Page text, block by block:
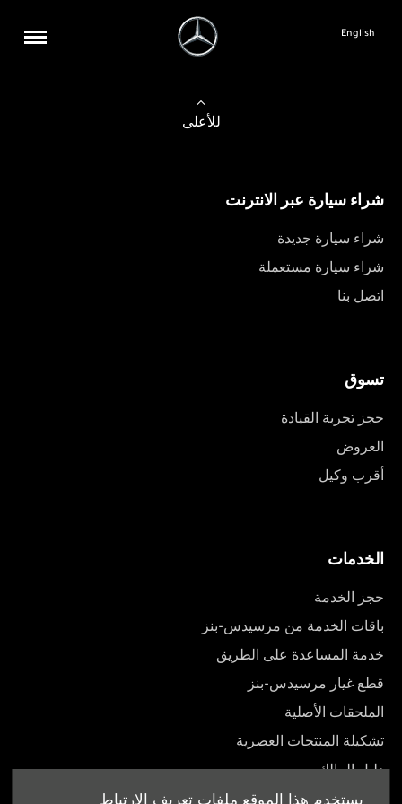
يستخدم هذا الموقع ملفات تعريف الارتباط
English
للأعلى
شراء سيارة عبر الانترنت
شراء سيارة جديدة
شراء سيارة مستعملة
اتصل بنا
تسوق
حجز تجربة القيادة
العروض
أقرب وكيل
الخدمات
حجز الخدمة
باقات الخدمة من مرسيدس-بنز
خدمة المساعدة على الطريق
قطع غيار مرسيدس-بنز
الملحقات الأصلية
تشكيلة المنتجات العصرية
دليل المالك